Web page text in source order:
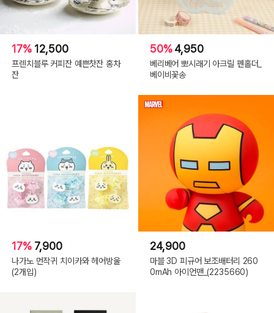
17% 12,500
프렌치블루 커피잔 예쁜찻잔 홍차
잔
50%4,950
베리베어 뽀시래기 아크릴 펜홀더_
베이비꽃송
17% 7,900
나가노 먼작귀 치이카와 헤어방울
(2개입)
24,900
마블 3D 피규어 보조배터리 260
0mAh 아이언맨_(2235660)